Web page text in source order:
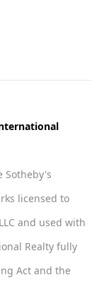
Sotheby's
licensed to
and used with
Realty fully
Act and the